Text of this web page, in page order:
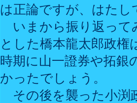
は正論ですが、はた
いまから振り返って
とした橋本龍太郎政
時期に山一證券や拓銀
かったでしょう。
その後を襲った小渕